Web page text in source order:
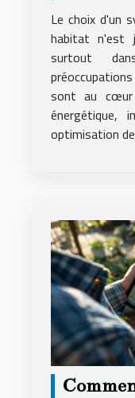
Le choix d'un
habitat n'est
surtout
sont au cœur
énergétique,
optimisation